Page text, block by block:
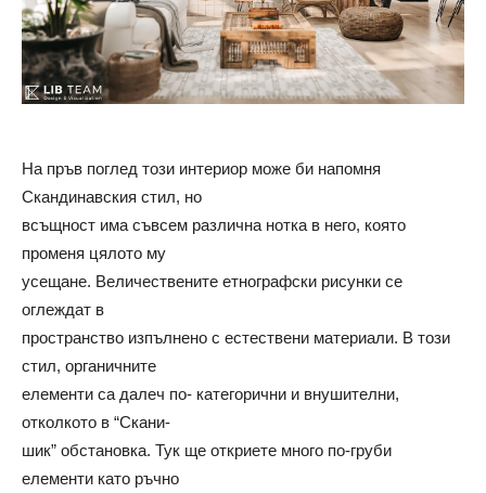
На пръв поглед този интериор може би напомня
Скандинавския стил, но
всъщност има съвсем различна нотка в него, която
променя цялото му
усещане. Величествените етнографски рисунки се
оглеждат в
пространство изпълнено с естествени материали. В този
стил, органичните
елементи са далеч по- категорични и внушителни,
отколкото в “Скани-
шик” обстановка. Тук ще откриете много по-груби
елементи като ръчно